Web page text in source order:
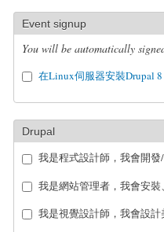
Event signup
You will be automatically
在Linux伺服器安裝Drupal 8
Drupal
我是程式設計師，我會開發
我是網站管理者，我會安裝
我是視覺設計師，我會設計